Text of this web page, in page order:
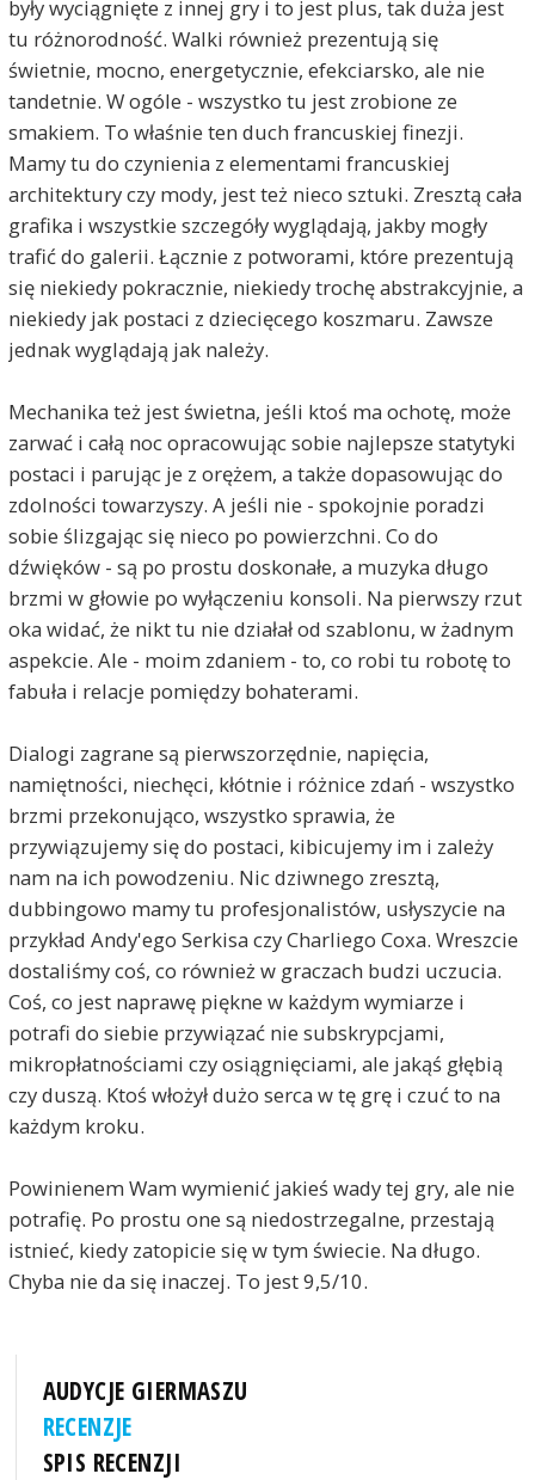
były wyciągnięte z innej gry i to jest plus, tak duża jest
tu różnorodność. Walki również prezentują się
świetnie, mocno, energetycznie, efekciarsko, ale nie
tandetnie. W ogóle - wszystko tu jest zrobione ze
smakiem. To właśnie ten duch francuskiej finezji.
Mamy tu do czynienia z elementami francuskiej
architektury czy mody, jest też nieco sztuki. Zresztą cała
grafika i wszystkie szczegóły wyglądają, jakby mogły
trafić do galerii. Łącznie z potworami, które prezentują
się niekiedy pokracznie, niekiedy trochę abstrakcyjnie, a
niekiedy jak postaci z dziecięcego koszmaru. Zawsze
jednak wyglądają jak należy.
Mechanika też jest świetna, jeśli ktoś ma ochotę, może
zarwać i całą noc opracowując sobie najlepsze statytyki
postaci i parując je z orężem, a także dopasowując do
zdolności towarzyszy. A jeśli nie - spokojnie poradzi
sobie ślizgając się nieco po powierzchni. Co do
dźwięków - są po prostu doskonałe, a muzyka długo
brzmi w głowie po wyłączeniu konsoli. Na pierwszy rzut
oka widać, że nikt tu nie działał od szablonu, w żadnym
aspekcie. Ale - moim zdaniem - to, co robi tu robotę to
fabuła i relacje pomiędzy bohaterami.
Dialogi zagrane są pierwszorzędnie, napięcia,
namiętności, niechęci, kłótnie i różnice zdań - wszystko
brzmi przekonująco, wszystko sprawia, że
przywiązujemy się do postaci, kibicujemy im i zależy
nam na ich powodzeniu. Nic dziwnego zresztą,
dubbingowo mamy tu profesjonalistów, usłyszycie na
przykład Andy'ego Serkisa czy Charliego Coxa. Wreszcie
dostaliśmy coś, co również w graczach budzi uczucia.
Coś, co jest naprawę piękne w każdym wymiarze i
potrafi do siebie przywiązać nie subskrypcjami,
mikropłatnościami czy osiągnięciami, ale jakąś głębią
czy duszą. Ktoś włożył dużo serca w tę grę i czuć to na
każdym kroku.
Powinienem Wam wymienić jakieś wady tej gry, ale nie
potrafię. Po prostu one są niedostrzegalne, przestają
istnieć, kiedy zatopicie się w tym świecie. Na długo.
Chyba nie da się inaczej. To jest 9,5/10.
AUDYCJE GIERMASZU
RECENZJE
SPIS RECENZJI